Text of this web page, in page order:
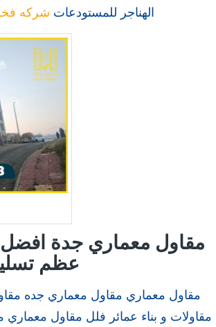
الهناجر للمستودعات شركه
مقاول معماري جدة افضل
عظم
مقاول معماري مقاول معماري جده
مقاولات و بناء عمائر فلل مقاول